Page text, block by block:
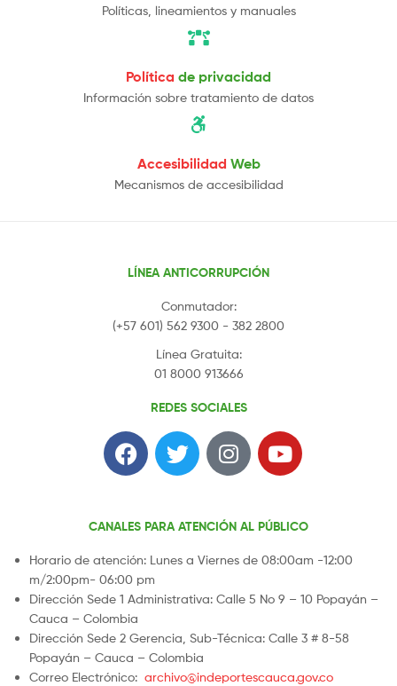
Políticas, lineamientos y manuales
Política de privacidad
Información sobre tratamiento de datos
Accesibilidad Web
Mecanismos de accesibilidad
LÍNEA ANTICORRUPCIÓN
Conmutador:
(+57 601) 562 9300 - 382 2800
Línea Gratuita:
01 8000 913666
REDES SOCIALES
CANALES PARA ATENCIÓN AL PÚBLICO
Horario de atención: Lunes a Viernes de 08:00am -12:00
m/2:00pm- 06:00 pm
Dirección Sede 1 Administrativa: Calle 5 No 9 – 10 Popayán –
Cauca – Colombia
Dirección Sede 2 Gerencia, Sub-Técnica: Calle 3 # 8-58
Popayán – Cauca – Colombia
Correo Electrónico: archivo@indeportescauca.gov.co